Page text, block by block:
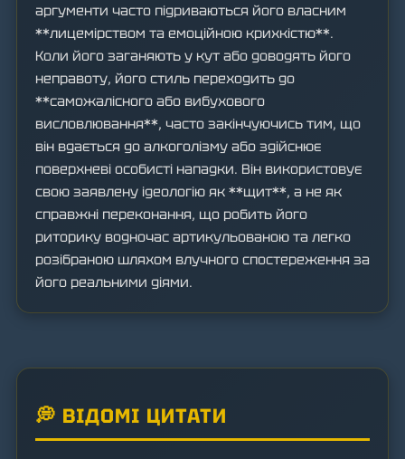
аргументи часто підриваються його власним
**лицемірством та емоційною крихкістю**.
Коли його заганяють у кут або доводять його
неправоту, його стиль переходить до
**саможалісного або вибухового
висловлювання**, часто закінчуючись тим, що
він вдається до алкоголізму або здійснює
поверхневі особисті нападки. Він використовує
свою заявлену ідеологію як **щит**, а не як
справжні переконання, що робить його
риторику водночас артикульованою та легко
розібраною шляхом влучного спостереження за
його реальними діями.
💭 ВІДОМІ ЦИТАТИ